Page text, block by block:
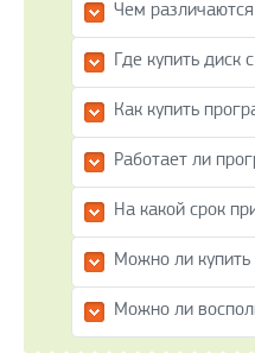
Чем
Где купить диск
Как купить
Работает ли
На какой срок
Можно ли купить
Можно ли